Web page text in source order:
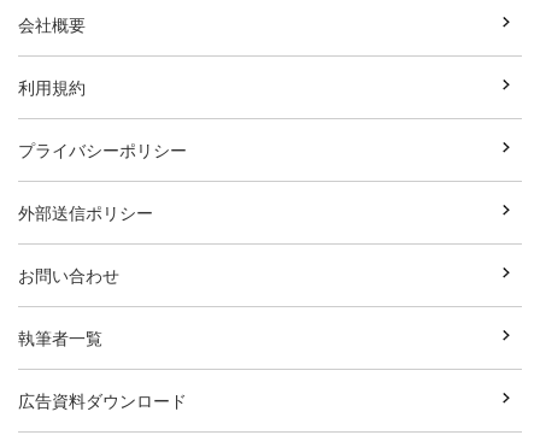
会社概要
利用規約
プライバシーポリシー
外部送信ポリシー
お問い合わせ
執筆者一覧
広告資料ダウンロード